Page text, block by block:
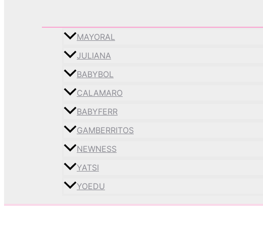
MAYORAL
JULIANA
BABYBOL
CALAMARO
BABYFERR
GAMBERRITOS
NEWNESS
YATSI
YOEDU